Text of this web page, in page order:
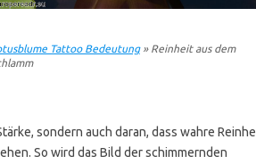
Tattoo Bedeutung» Reinheit aus dem
sondern auch daran, dass wahre
So wird das Bild der schimmernden